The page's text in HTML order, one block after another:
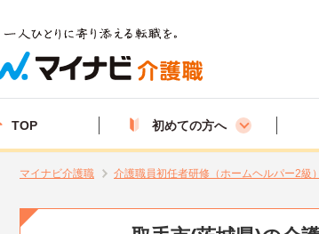
TOP 初めての方へ
マイナビ介護職 介護職員初任者研修（ホームヘルパー2級）